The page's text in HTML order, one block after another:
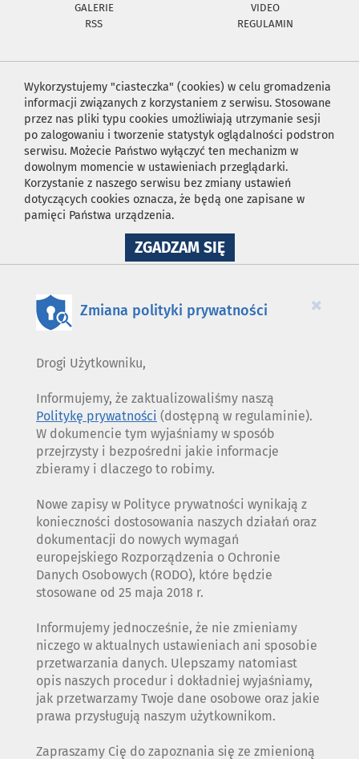
GALERIE
VIDEO
RSS
REGULAMIN
Wykorzystujemy "ciasteczka" (cookies) w celu gromadzenia
informacji związanych z korzystaniem z serwisu. Stosowane
przez nas pliki typu cookies umożliwiają utrzymanie sesji
po zalogowaniu i tworzenie statystyk oglądalności podstron
serwisu. Możecie Państwo wyłączyć ten mechanizm w
dowolnym momencie w ustawieniach przeglądarki.
Korzystanie z naszego serwisu bez zmiany ustawień
dotyczących cookies oznacza, że będą one zapisane w
pamięci Państwa urządzenia.
ZGADZAM SIĘNA
WYKORZYSTANIE
×
Zmiana polityki prywatności
Drogi Użytkowniku,
Informujemy, że zaktualizowaliśmy naszą
Politykę prywatności (dostępną w regulaminie).
W dokumencie tym wyjaśniamy w sposób
przejrzysty i bezpośredni jakie informacje
zbieramy i dlaczego to robimy.
Nowe zapisy w Polityce prywatności wynikają z
konieczności dostosowania naszych działań oraz
dokumentacji do nowych wymagań
europejskiego Rozporządzenia o Ochronie
Danych Osobowych (RODO), które będzie
stosowane od 25 maja 2018 r.
Informujemy jednocześnie, że nie zmieniamy
niczego w aktualnych ustawieniach ani sposobie
przetwarzania danych. Ulepszamy natomiast
opis naszych procedur i dokładniej wyjaśniamy,
jak przetwarzamy Twoje dane osobowe oraz jakie
prawa przysługują naszym użytkownikom.
Zapraszamy Cię do zapoznania się ze zmienioną